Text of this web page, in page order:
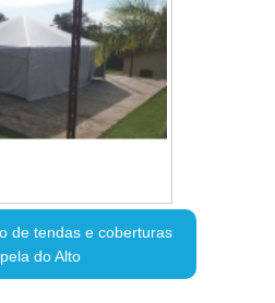
de tendas e coberturas
do Alto